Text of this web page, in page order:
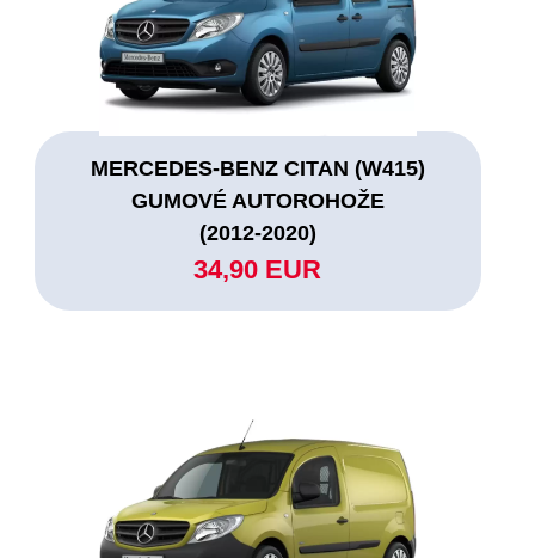
MERCEDES-BENZ CITAN (W415)
GUMOVÉ AUTOROHOŽE
(2012-2020)
34,90 EUR